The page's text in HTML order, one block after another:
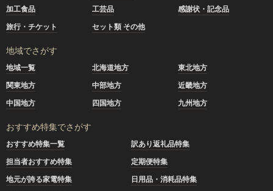
加工食品
工芸品
感謝状・記念品
旅行・チケット
セット類 その他
地域でさがす
地域一覧 北海道地方
東北地方
関東地方
中部地方
近畿地方
中国地方
四国地方 九州地方
おすすめ特集でさがす
おすすめ特集一覧
訳あり返礼品特集
担当者おすすめ特集
定期便特集
地元が誇る家電特集
日用品・消耗品特集